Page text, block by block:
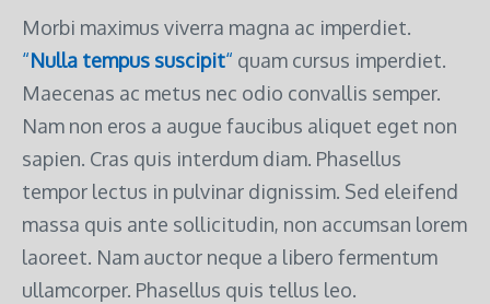
Morbi maximus viverra magna ac imperdiet.
“Nulla tempus suscipit“ quam cursus imperdiet.
Maecenas ac metus nec odio convallis semper.
Nam non eros a augue faucibus aliquet eget non
sapien. Cras quis interdum diam. Phasellus
tempor lectus in pulvinar dignissim. Sed eleifend
massa quis ante sollicitudin, non accumsan lorem
laoreet. Nam auctor neque a libero fermentum
ullamcorper. Phasellus quis tellus leo.